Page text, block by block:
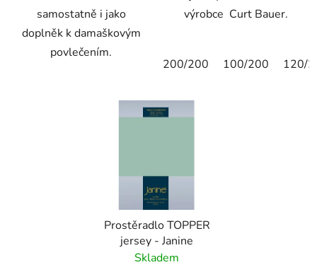
samostatně i jako
doplněk k damaškovým
povlečením.
výrobce Curt Bauer.
200/200 100/200 120/
Prostěradlo TOPPER
jersey - Janine
Skladem